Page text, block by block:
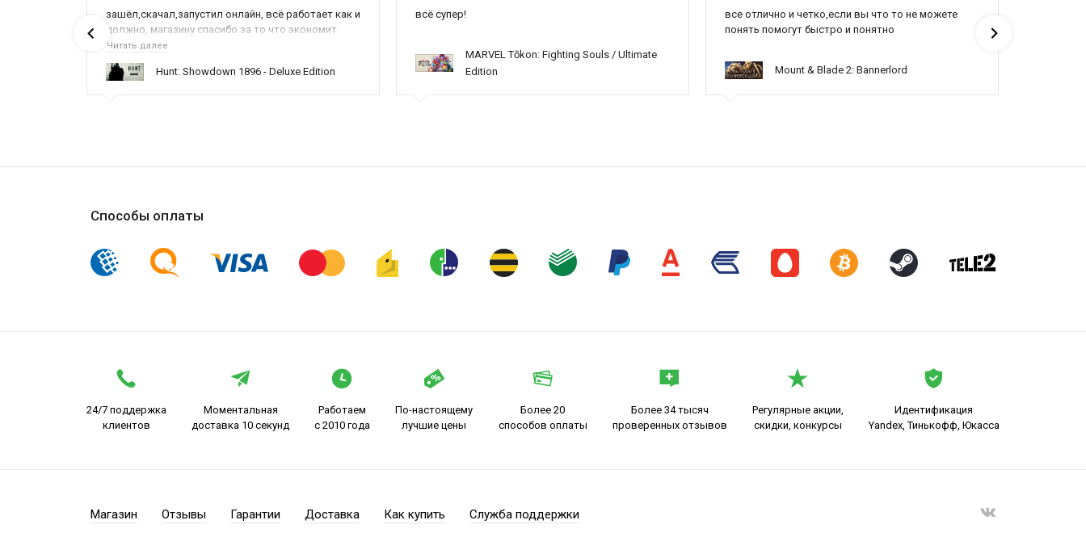
зашёл,скачал,запустил онлайн, всё работает как и
должно, магазину спасибо за то что экономит
наше время,нервы и деньги, ребята вы красава
всех только вы и оказываете помощь
Читать далее
Hunt: Showdown 1896 - Deluxe Edition
всё супер!
MARVEL Tōkon: Fighting Souls / Ultimate
Edition
все отлично и четко,если вы что то не можете
понять помогут быстро и понятно
Mount & Blade 2: Bannerlord
Способы оплаты
24/7 поддержка
клиентов
Моментальная
доставка 10 секунд
Работаем
с 2010 года
По-настоящему
лучшие цены
Более 20
способов оплаты
Более 34 тысяч
проверенных отзывов
Регулярные акции,
скидки, конкурсы
Идентификация
Yandex, Тинькофф, Юкасса
Магазин Отзывы Гарантии Доставка Как купить Служба поддержки